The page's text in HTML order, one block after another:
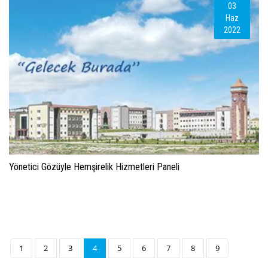
03
Haz
2022
Yönetici Gözüyle Hemşirelik Hizmetleri Paneli
1 2 3 4 5 6 7 8 9